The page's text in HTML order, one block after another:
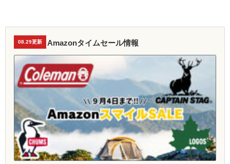
08.29更新 Amazonタイムセール情報